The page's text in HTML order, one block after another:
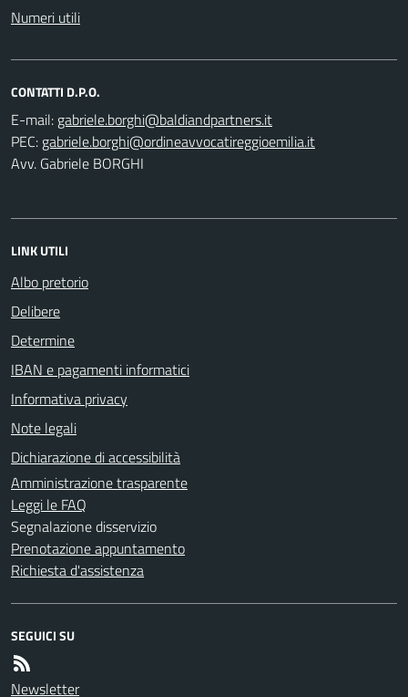
Numeri utili
CONTATTI D.P.O.
E-mail:
PEC:
Avv. Gabriele BORGHI
LINK UTILI
Albo pretorio
Delibere
Determine
IBAN e pagamenti informatici
Informativa privacy
Note legali
Dichiarazione di accessibilità
Amministrazione trasparente
Leggi le FAQ
Segnalazione disservizio
Prenotazione appuntamento
Richiesta d'assistenza
SEGUICI SU
Newsletter